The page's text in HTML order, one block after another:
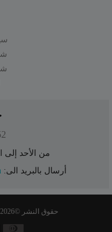
من الأحد إلى الخميس:
أرسال بالبريد الى:
حقوق النشر ©2026 JeebleeOnline. كل الحقوق محفوظة